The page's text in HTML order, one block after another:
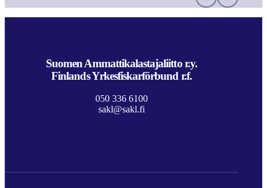
Suomen Ammattikalastajaliitto r.y.
Finlands Yrkesfiskarförbund r.f.
050 336 6100
sakl@sakl.fi